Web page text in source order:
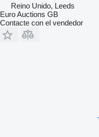
Reino Unido, Leeds
Euro Auctions GB
Contacte con el vendedor